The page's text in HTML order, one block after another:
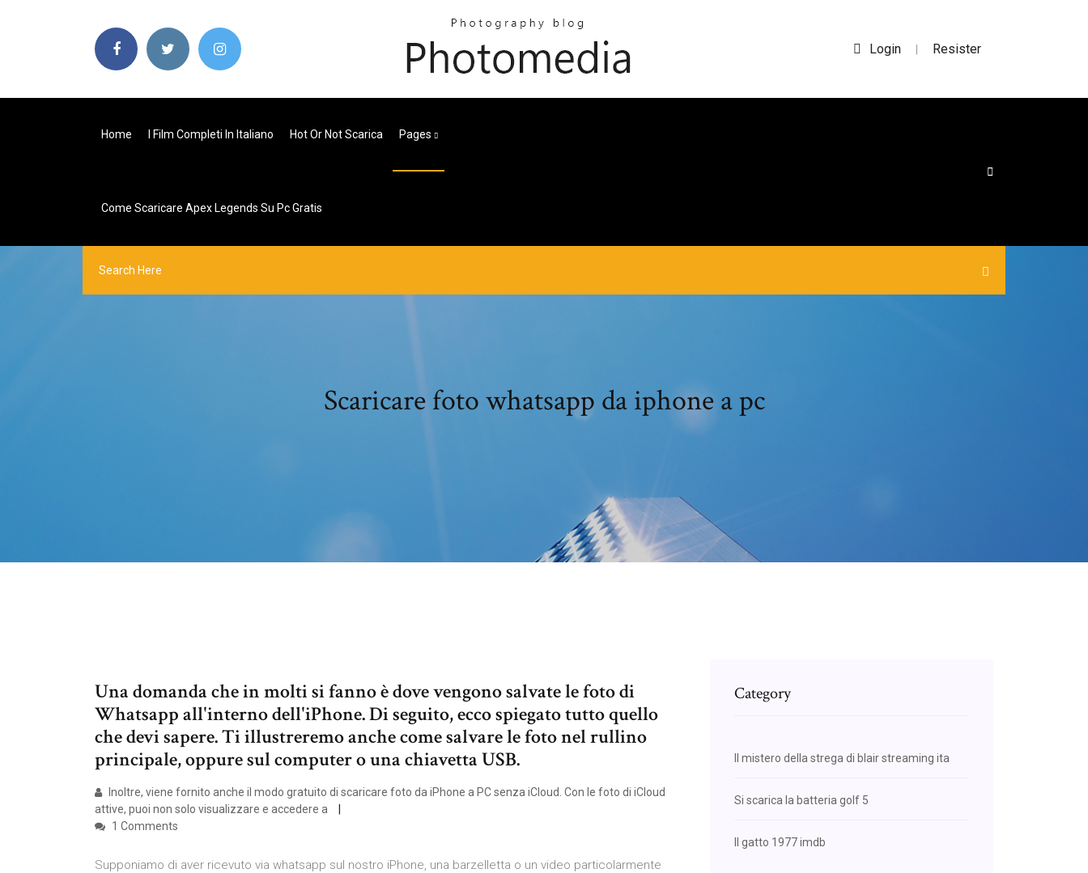
Login | Resister
Home I Film Completi In Italiano Hot Or Not Scarica Pages
Come Scaricare Apex Legends Su Pc Gratis
Scaricare foto whatsapp da iphone a pc
Una domanda che in molti si fanno è dove vengono salvate le foto di
Whatsapp all'interno dell'iPhone. Di seguito, ecco spiegato tutto quello
che devi sapere. Ti illustreremo anche come salvare le foto nel rullino
principale, oppure sul computer o una chiavetta USB.
Inoltre, viene fornito anche il modo gratuito di scaricare foto da iPhone a PC senza iCloud. Con le foto di iCloud
attive, puoi non solo visualizzare e accedere a
1 Comments
Supponiamo di aver ricevuto via whatsapp sul nostro iPhone, una barzelletta o un video particolarmente
Category
Il mistero della strega di blair streaming ita
Si scarica la batteria golf 5
Il gatto 1977 imdb